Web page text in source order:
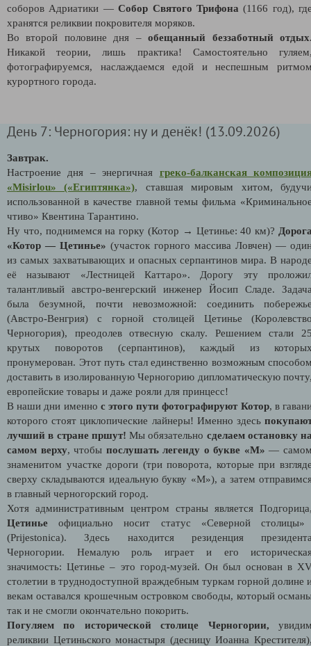
соборов Адриатики —Собор Святого Трифона (1166 год),
хранятся реликвии покровителя моряков.
Во второй половине дня –обещанный беззаботный
Никакой теории, лишь практика! Самостоятельно
фотографируемся, наслаждаемся едой и неспешным
курортного города.
День 7: Черногория: ну и денёк! (13.09.2026)
Завтрак.
Настроение дня – энергичная греко-балканская
«Misirlou» («Египтянка»), ставшая мировым хитом,
использованной в качестве главной темы фильма
чтиво» Квентина Тарантино.
Ну что, поднимемся на горку (Котор → Цетинье: 40 км)?
«Котор — Цетинье» (участок горного массива Ловчен) —
из самых захватывающих и опасных серпантинов мира. В
её называют «Лестницей Каттаро». Дорогу эту
талантливый австро-венгерский инженер Йосип Сладе.
была безумной, почти невозможной: соединить
(Австро-Венгрия) с горной столицей Цетинье
Черногория), преодолев отвесную скалу. Решением стали
крутых поворотов (серпантинов), каждый из
пронумерован. Этот путь стал единственно возможным
доставить в изолированную Черногорию дипломатическую
европейские товары и даже рояли для принцесс!
В наши дни именно с этого пути фотографируют Котор, в
которого стоят циклопические лайнеры! Именно здесь
лучший в стране пршут! Мы обязательно сделаем остановку
самом верху, чтобы послушать легенду о букве «М» —
знаменитом участке дороги (три поворота, которые при
сверху складываются идеальную букву «М»), а затем
в главный черногорский город.
Хотя административным центром страны является
Цетинье официально носит статус «Северной столицы»
(Prijestonica). Здесь находится резиденция
Черногории. Немалую роль играет и его
значимость: Цетинье – это город-музей. Он был основан в
столетии в труднодоступной враждебным туркам горной долине
векам оставался крошечным островком свободы, который
так и не смогли окончательно покорить.
Погуляем по исторической столице Черногории,
реликвии Цетиньского монастыря (десницу Иоанна